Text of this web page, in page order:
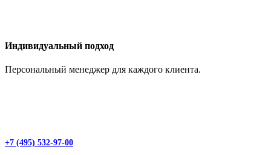
Индивидуальный подход
Персональный менеджер для каждого клиента.
+7 (495) 532-97-00